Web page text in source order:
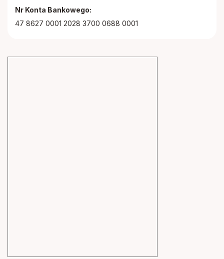
Nr Konta Bankowego:
47 8627 0001 2028 3700 0688 0001